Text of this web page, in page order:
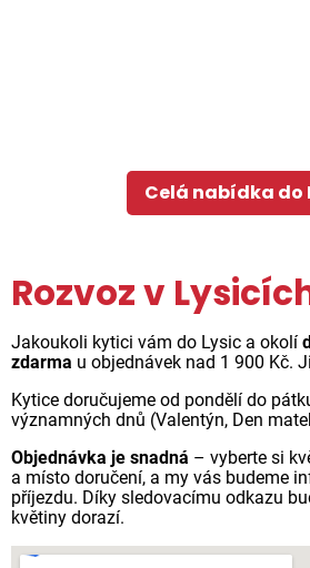
Celá nabídka do
Rozvoz v
Jakoukoli kytici vám do Lysic a okolí
zdarma u objednávek nad 1 900 Kč.
Kytice doručujeme od pondělí do
významných dnů (Valentýn, Den
Objednávka je snadná – vyberte si
a místo doručení, a my vás budeme
příjezdu. Díky sledovacímu odkazu
květiny dorazí.